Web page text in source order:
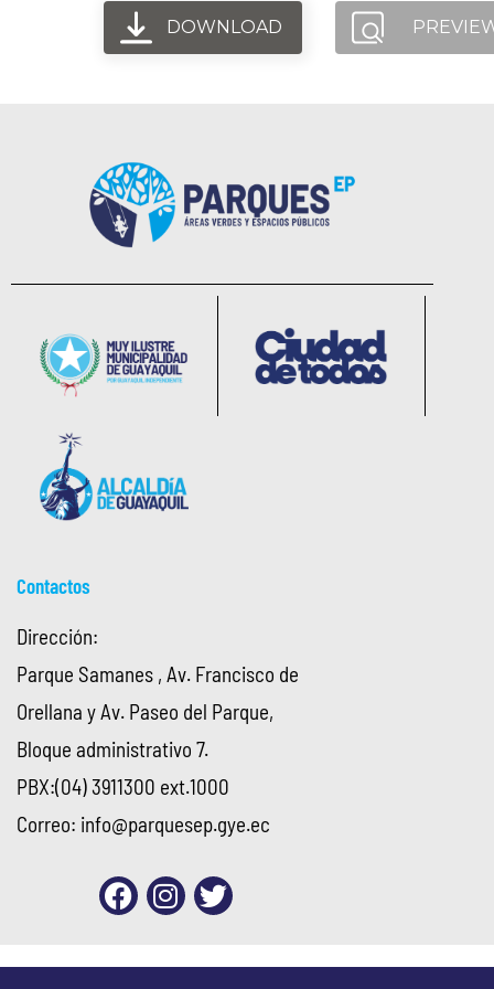
DOWNLOAD
Contactos
Dirección:
Parque Samanes , Av. Francisco de
Orellana y Av. Paseo del Parque,
Bloque administrativo 7.
PBX:(04) 3911300 ext.1000
Correo: info@parquesep.gye.ec